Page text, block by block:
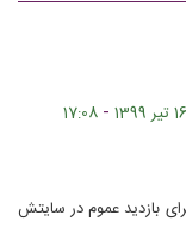
-
17:08
بازدید عموم در سایتش